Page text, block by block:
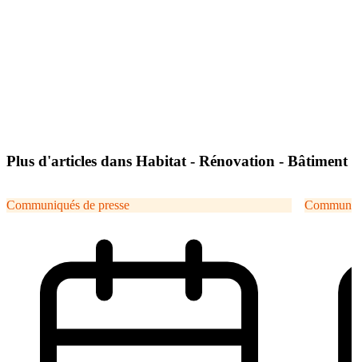
Plus d'articles dans Habitat - Rénovation - Bâtiment
Communiqués de presse